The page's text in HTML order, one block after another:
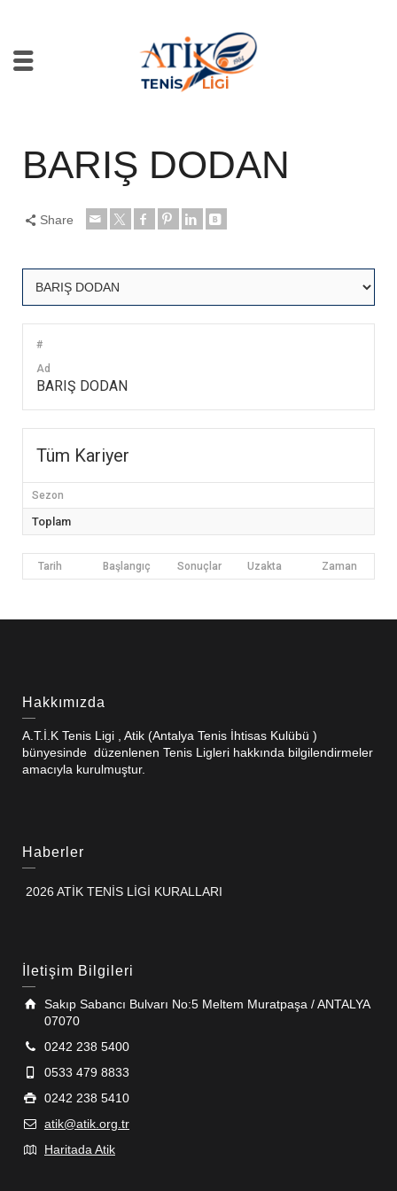
BARIŞ DODAN
Share
#
Ad
BARIŞ DODAN
Tüm Kariyer
Sezon
Toplam
Tarih Başlangıç Sonuçlar Uzakta Zaman
Hakkımızda
A.T.İ.K Tenis Ligi , Atik (Antalya Tenis İhtisas Kulübü )
bünyesinde düzenlenen Tenis Ligleri hakkında bilgilendirmeler
amacıyla kurulmuştur.
Haberler
2026 ATİK TENİS LİGİ KURALLARI
İletişim Bilgileri
Sakıp Sabancı Bulvarı No:5 Meltem Muratpaşa / ANTALYA
07070
0242 238 5400
0533 479 8833
0242 238 5410
atik@atik.org.tr
Haritada Atik